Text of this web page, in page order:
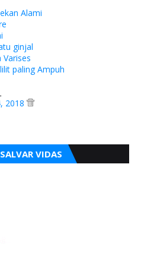
Alami
ginjal
Varises
paling Ampuh
2018
VIDAS